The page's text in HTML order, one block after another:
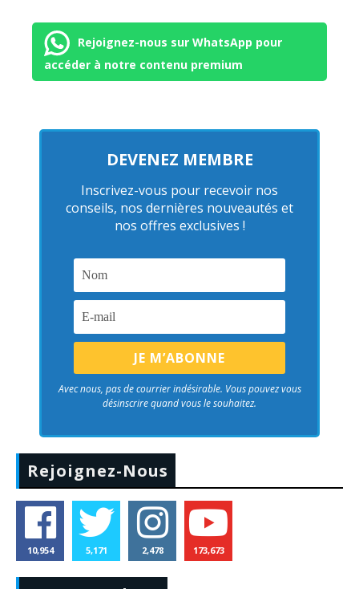
Rejoignez-nous sur WhatsApp pour
accéder à notre contenu premium
DEVENEZ MEMBRE
Inscrivez-vous pour recevoir nos
conseils, nos dernières nouveautés et
nos offres exclusives !
Avec nous, pas de courrier indésirable. Vous pouvez vous
désinscrire quand vous le souhaitez.
Rejoignez-Nous
10,954 5,171 2,478 173,673